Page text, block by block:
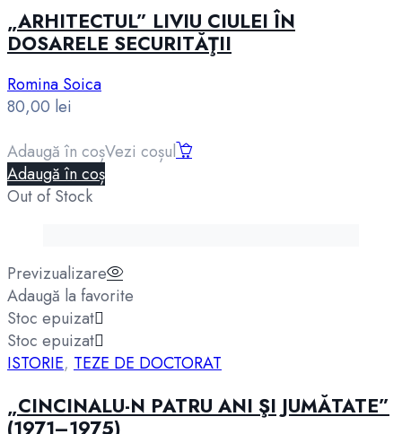
„ARHITECTUL” LIVIU CIULEI ÎN
DOSARELE SECURITĂŢII
Romina Soica
80,00 lei
Adaugă în coșVezi coșul
Adaugă în coș
Out of Stock
Previzualizare
Adaugă la favorite
Stoc epuizat
Stoc epuizat
ISTORIE, TEZE DE DOCTORAT
„CINCINALU-N PATRU ANI ŞI JUMĂTATE”
(1971–1975)